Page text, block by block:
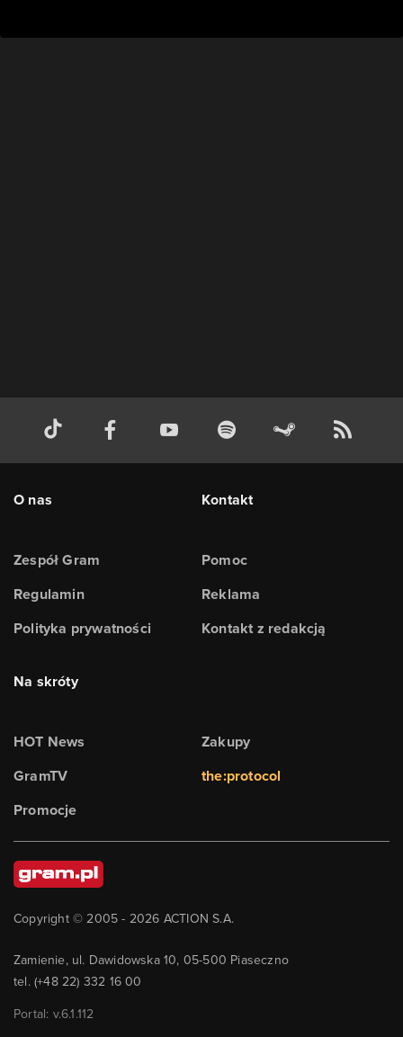
O nas
Zespół Gram
Regulamin
Polityka prywatności
Kontakt
Pomoc
Reklama
Kontakt z redakcją
Na skróty
HOT News
GramTV
Promocje
Zakupy
the:protocol
Copyright © 2005 - 2026 ACTION S.A.
Zamienie, ul. Dawidowska 10, 05-500 Piaseczno
tel. (+48 22) 332 16 00
Portal: v.6.1.112